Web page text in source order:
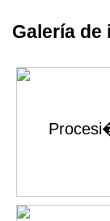
Galería de